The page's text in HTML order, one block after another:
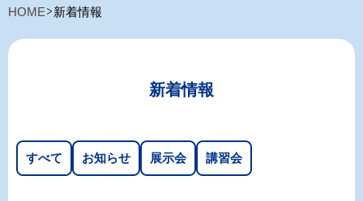
HOME 新着情報
新着情報
すべて お知らせ 展示会 講習会